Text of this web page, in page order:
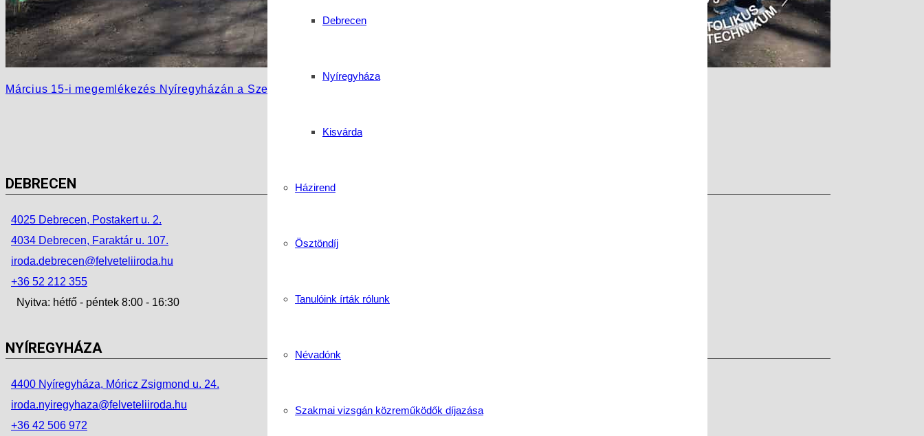
Debrecen
Nyíregyháza
Kisvárda
Házirend
Ösztöndíj
Tanulóink írták rólunk
Névadónk
Szakmai vizsgán közreműködők díjazása
Március 15-i megemlékezés Nyíregyházán a Szent Bazil Technikumban
DEBRECEN
4025 Debrecen, Postakert u. 2.
4034 Debrecen, Faraktár u. 107.
iroda.debrecen@felveteliiroda.hu
+36 52 212 355
Nyitva: hétfő - péntek 8:00 - 16:30
NYÍREGYHÁZA
4400 Nyíregyháza, Móricz Zsigmond u. 24.
iroda.nyiregyhaza@felveteliiroda.hu
+36 42 506 972